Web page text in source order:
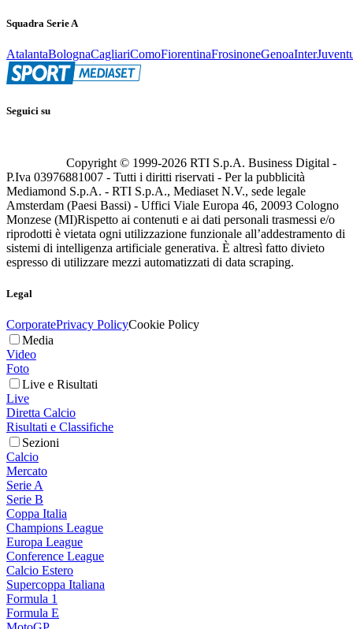
Squadra Serie A
AtalantaBolognaCagliariComoFiorentinaFrosinoneGenoaInter
Seguici su
Copyright © 1999-2026 RTI S.p.A. Business Digital -
P.Iva 03976881007 - Tutti i diritti riservati - Per la pubblicità
Mediamond S.p.A. - RTI S.p.A., Mediaset N.V., sede legale
Amsterdam (Paesi Bassi) - Uffici Viale Europa 46, 20093 Cologno
Monzese (MI)Rispetto ai contenuti e ai dati personali trasmessi e/o
riprodotti è vietata ogni utilizzazione funzionale all’addestramento di
sistemi di intelligenza artificiale generativa. È altresì fatto divieto
espresso di utilizzare mezzi automatizzati di data scraping.
Legal
CorporatePrivacy PolicyCookie Policy
Media
Video
Foto
Live e Risultati
Live
Diretta Calcio
Risultati e Classifiche
Sezioni
Calcio
Mercato
Serie A
Serie B
Coppa Italia
Champions League
Europa League
Conference League
Calcio Estero
Supercoppa Italiana
Formula 1
Formula E